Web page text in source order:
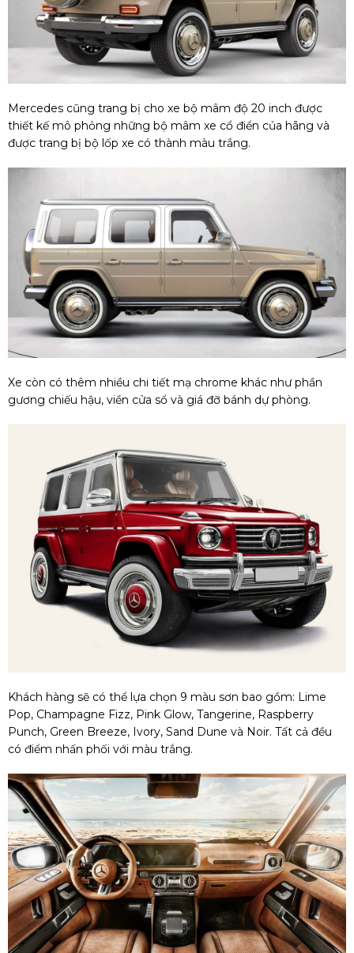
Mercedes cũng trang bị cho xe bộ mâm độ 20 inch được
thiết kế mô phỏng những bộ mâm xe cổ điển của hãng và
được trang bị bộ lốp xe có thành màu trắng.
Xe còn có thêm nhiều chi tiết mạ chrome khác như phần
gương chiếu hậu, viền cửa sổ và giá đỡ bánh dự phòng.
Khách hàng sẽ có thể lựa chọn 9 màu sơn bao gồm: Lime
Pop, Champagne Fizz, Pink Glow, Tangerine, Raspberry
Punch, Green Breeze, Ivory, Sand Dune và Noir. Tất cả đều
có điểm nhấn phối với màu trắng.